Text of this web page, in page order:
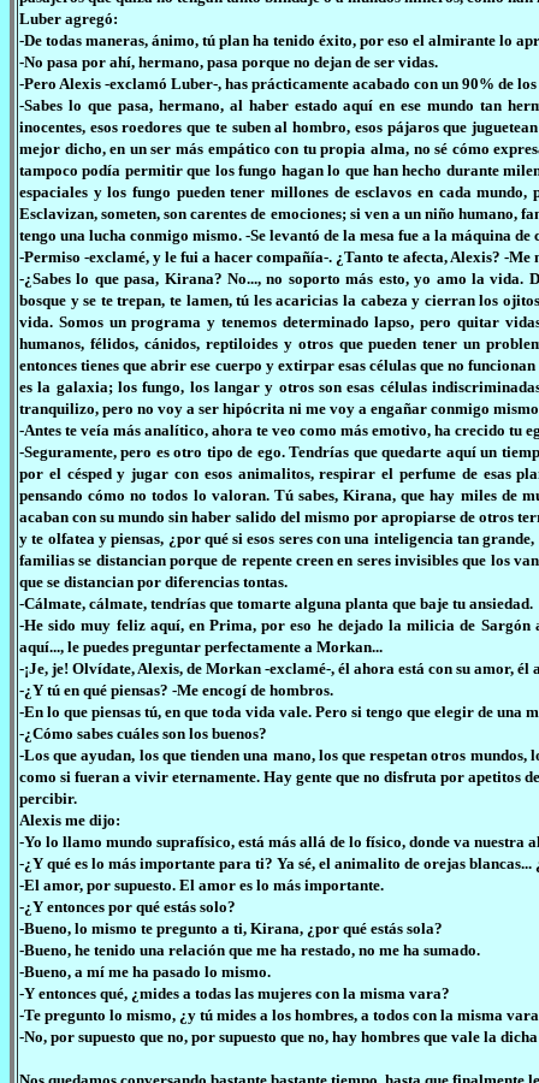
Luber agregó:
-De todas maneras, ánimo, tú plan ha tenido éxito, por eso el almirante lo
-No pasa por ahí, hermano, pasa porque no dejan de ser vidas.
-Pero Alexis -exclamó Luber-, has prácticamente acabado con un 90% de
-Sabes lo que pasa, hermano, al haber estado aquí en ese mundo tan
inocentes, esos roedores que te suben al hombro, esos pájaros que
mejor dicho, en un ser más empático con tu propia alma, no sé cómo
tampoco podía permitir que los fungo hagan lo que han hecho durante
espaciales y los fungo pueden tener millones de esclavos en cada
Esclavizan, someten, son carentes de emociones; si ven a un niño
tengo una lucha conmigo mismo. -Se levantó de la mesa fue a la máquina de
-Permiso -exclamé, y le fui a hacer compañía-. ¿Tanto te afecta, Alexis? -
-¿Sabes lo que pasa, Kirana? No..., no soporto más esto, yo amo la
bosque y se te trepan, te lamen, tú les acaricias la cabeza y cierran los
vida. Somos un programa y tenemos determinado lapso, pero quitar
humanos, félidos, cánidos, reptiloides y otros que pueden tener un
entonces tienes que abrir ese cuerpo y extirpar esas células que no
es la galaxia; los fungo, los langar y otros son esas células
tranquilizo, pero no voy a ser hipócrita ni me voy a engañar conmigo
-Antes te veía más analítico, ahora te veo como más emotivo, ha crecido tu
-Seguramente, pero es otro tipo de ego. Tendrías que quedarte aquí un
por el césped y jugar con esos animalitos, respirar el perfume de esas
pensando cómo no todos lo valoran. Tú sabes, Kirana, que hay miles de
acaban con su mundo sin haber salido del mismo por apropiarse de otros
y te olfatea y piensas, ¿por qué si esos seres con una inteligencia tan
familias se distancian porque de repente creen en seres invisibles que los
que se distancian por diferencias tontas.
-Cálmate, cálmate, tendrías que tomarte alguna planta que baje tu ansiedad.
-He sido muy feliz aquí, en Prima, por eso he dejado la milicia de Sargón
aquí..., le puedes preguntar perfectamente a Morkan...
-¡Je, je! Olvídate, Alexis, de Morkan -exclamé-, él ahora está con su amor,
-¿Y tú en qué piensas? -Me encogí de hombros.
-En lo que piensas tú, en que toda vida vale. Pero si tengo que elegir de una
-¿Cómo sabes cuáles son los buenos?
-Los que ayudan, los que tienden una mano, los que respetan otros
como si fueran a vivir eternamente. Hay gente que no disfruta por apetitos
percibir.
Alexis me dijo:
-Yo lo llamo mundo suprafísico, está más allá de lo físico, donde va nuestra
-¿Y qué es lo más importante para ti? Ya sé, el animalito de orejas blancas...
-El amor, por supuesto. El amor es lo más importante.
-¿Y entonces por qué estás solo?
-Bueno, lo mismo te pregunto a ti, Kirana, ¿por qué estás sola?
-Bueno, he tenido una relación que me ha restado, no me ha sumado.
-Bueno, a mí me ha pasado lo mismo.
-Y entonces qué, ¿mides a todas las mujeres con la misma vara?
-Te pregunto lo mismo, ¿y tú mides a los hombres, a todos con la misma
-No, por supuesto que no, por supuesto que no, hay hombres que vale la